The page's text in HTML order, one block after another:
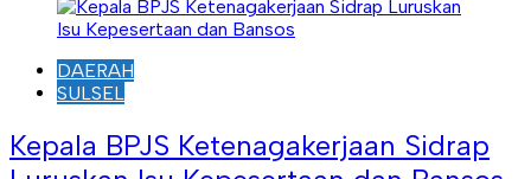
DAERAH
SULSEL
Kepala BPJS Ketenagakerjaan Sidrap